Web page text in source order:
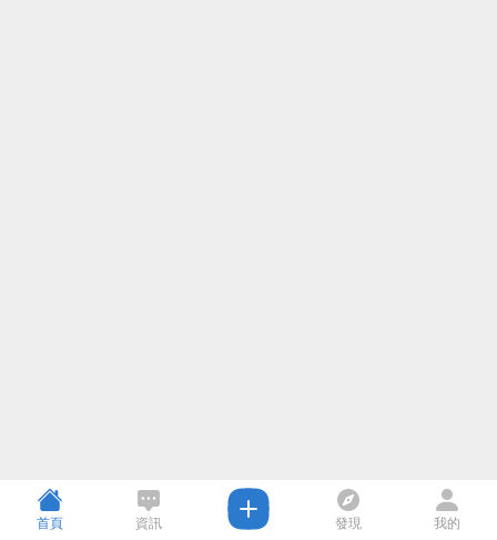
首頁 資訊 發現 我的